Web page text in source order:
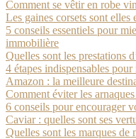
Comment se vêtir en robe
Les gaines corsets sont elles
5 conseils essentiels pour
immobilière
Quelles sont les prestations
4 étapes indispensables
Amazon : la meilleure
Comment éviter les
6 conseils pour encourager
Caviar : quelles sont ses
Quelles sont les marques de